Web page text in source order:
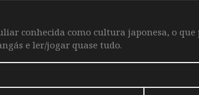
conhecida como cultura japonesa, o
e ler/jogar quase tudo.